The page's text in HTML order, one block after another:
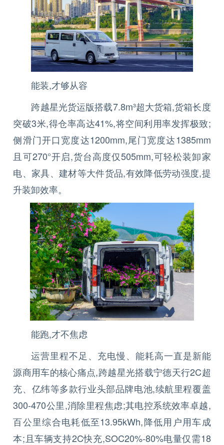
能装,才够从容
跨越星光货运版搭载7.8m³超大货箱,货箱长度
突破3米,得仓率高达41%,将空间利用率发挥极致;
侧滑门开口宽度达1200mm,尾门宽度达1385mm
且可270°开启,货台高度仅505mm,可轻松装卸家
电、家具、建材等大件货品,有效降低劳动强度,提
升装卸效率。
能跑,才不焦虑
运营里程不足、充电慢、能耗高一直是新能
源商用车的核心痛点,跨越星光搭载宁德天行2C超
充、亿纬等多款行业头部品牌电池,续航里程覆盖
300-470公里,消除里程焦虑;其电控系统效率卓越,
百公里综合电耗低至13.95kWh,降低用户用车成
本;且车辆支持2C快充,SOC20%-80%电量仅需18